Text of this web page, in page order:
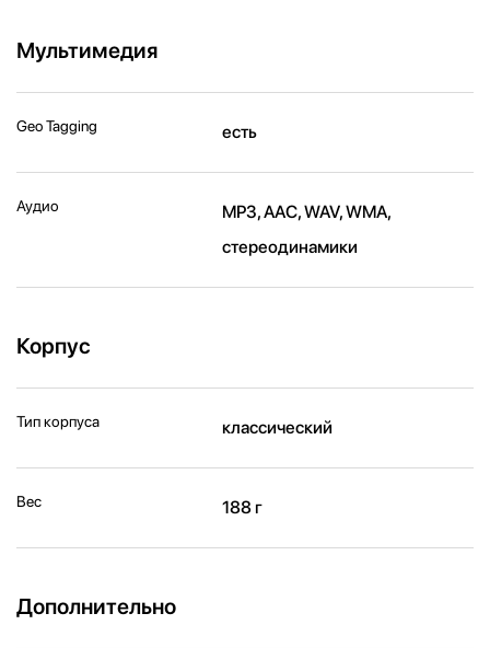
Мультимедия
Geo Tagging есть
Аудио
MP3, AAC, WAV, WMA,
стереодинамики
Корпус
Тип корпуса классический
Вес 188 г
Дополнительно